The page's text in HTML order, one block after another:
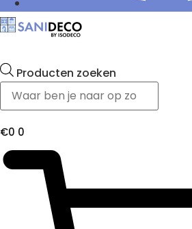
Producten zoeken
€0 0